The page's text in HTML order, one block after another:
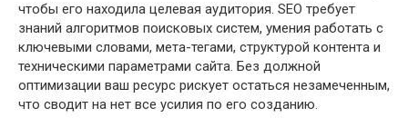
чтобы его находила целевая аудитория. SEO требует
знаний алгоритмов поисковых систем, умения работать с
ключевыми словами, мета-тегами, структурой контента и
техническими параметрами сайта. Без должной
оптимизации ваш ресурс рискует остаться незамеченным,
что сводит на нет все усилия по его созданию.